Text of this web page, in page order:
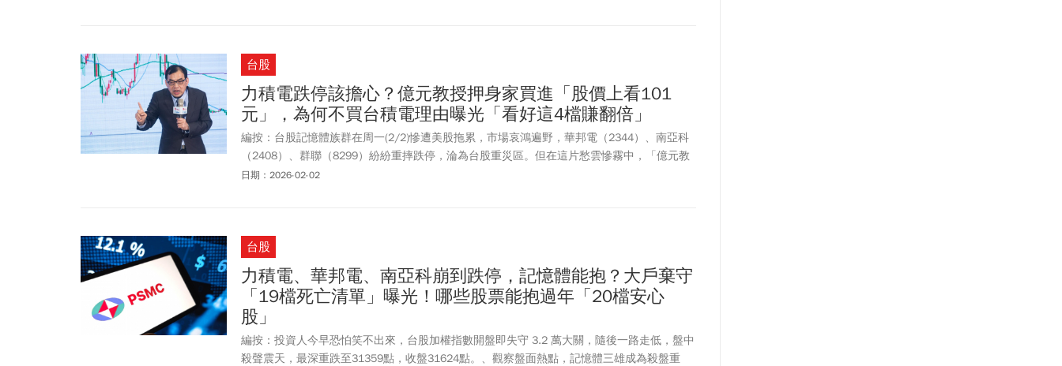
台股
力積電跌停該擔心？億元教授押身家買進「股價上看101
元」，為何不買台積電理由曝光「看好這4檔賺翻倍」
編按：台股記憶體族群在周一(2/2)慘遭美股拖累，市場哀鴻遍野，華邦電（2344）、南亞科
（2408）、群聯（8299）紛紛重摔跌停，淪為台股重災區。但在這片愁雲慘霧中，「億元教
授」鄭廳宜卻展現異於常人的冷靜，逆勢喊話：「這是金馬年抱股過年的絕佳機會！」他究竟
日期：2026-02-02
台股
力積電、華邦電、南亞科崩到跌停，記憶體能抱？大戶棄守
「19檔死亡清單」曝光！哪些股票能抱過年「20檔安心
股」
編按：投資人今早恐怕笑不出來，台股加權指數開盤即失守 3.2 萬大關，隨後一路走低，盤中
殺聲震天，最深重跌至31359點，收盤31624點。、觀察盤面熱點，記憶體三雄成為殺盤重